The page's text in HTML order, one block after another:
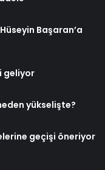
Başaran’a
geliyor
yükselişte?
geçişi öneriyor